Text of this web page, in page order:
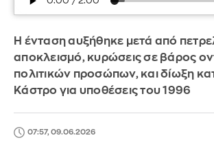
Η ένταση αυξήθηκε μετά από
αποκλεισμό, κυρώσεις σε βάρος
πολιτικών προσώπων, και δίωξη
Κάστρο για υποθέσεις του 1996
07:57, 09.06.2026